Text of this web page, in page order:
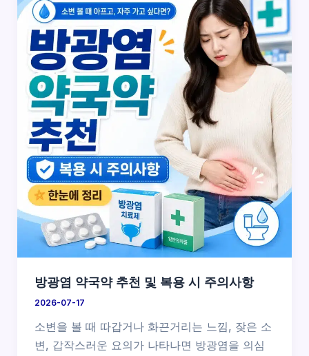
방광염 약국약 추천 및 복용 시 주의사항
2026-07-17
소변을 볼 때 따갑거나 화끈거리는 느낌, 잦은 소
변, 갑작스러운 요의가 나타나면 방광염을 의심